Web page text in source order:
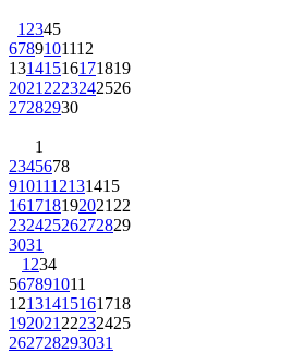
1 2345
6789101112
13141516171819
2021 2223242526
27282930
1
2345678
9101112131415
161718192021 22
23242526272829
3031
1 234
567891011
12131415161718
192021 22232425
262728293031